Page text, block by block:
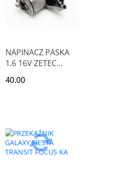
NAPINACZ PASKA
1.6 16V ZETEC
FIESTA
40.00